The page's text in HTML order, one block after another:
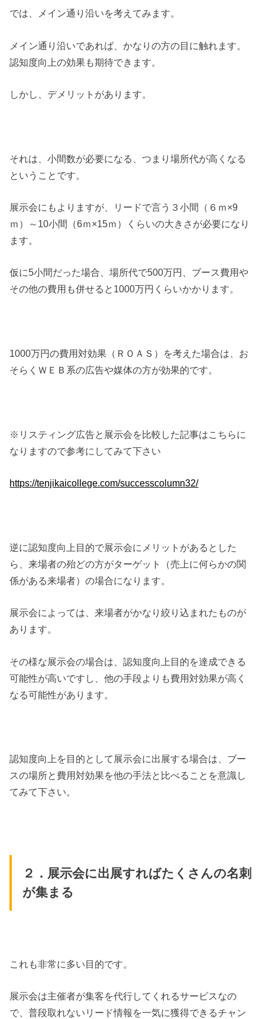
では、メイン通り沿いを考えてみます。
メイン通り沿いであれば、かなりの方の目に触れます。
認知度向上の効果も期待できます。
しかし、デメリットがあります。
それは、小間数が必要になる、つまり場所代が高くなる
ということです。
展示会にもよりますが、リードで言う３小間（６ｍ×9
ｍ）～10小間（6ｍ×15ｍ）くらいの大きさが必要になり
ます。
仮に5小間だった場合、場所代で500万円、ブース費用や
その他の費用も併せると1000万円くらいかかります。
1000万円の費用対効果（ＲＯＡＳ）を考えた場合は、お
そらくＷＥＢ系の広告や媒体の方が効果的です。
※リスティング広告と展示会を比較した記事はこちらに
なりますので参考にしてみて下さい
https://tenjikaicollege.com/successcolumn32/
逆に認知度向上目的で展示会にメリットがあるとした
ら、来場者の殆どの方がターゲット（売上に何らかの関
係がある来場者）の場合になります。
展示会によっては、来場者がかなり絞り込まれたものが
あります。
その様な展示会の場合は、認知度向上目的を達成できる
可能性が高いですし、他の手段よりも費用対効果が高く
なる可能性があります。
認知度向上を目的として展示会に出展する場合は、ブー
スの場所と費用対効果を他の手法と比べることを意識し
てみて下さい。
２．展示会に出展すればたくさんの名刺
が集まる
これも非常に多い目的です。
展示会は主催者が集客を代行してくれるサービスなの
で、普段取れないリード情報を一気に獲得できるチャン